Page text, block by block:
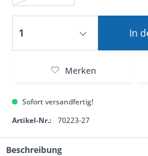
In
Merken
Sofort versandfertig!
Artikel-Nr.:
70223-27
Beschreibung